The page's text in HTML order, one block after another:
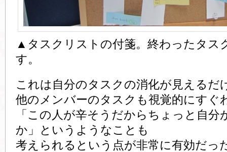
▲タスクリストの付箋。終わったタス
す。
これは自分のタスクの消化が見えるだ
他のメンバーのタスクも視覚的にすぐ
「この人が辛そうだからちょっと自
か」というようなことも
考えられるという点が非常に有効だっ